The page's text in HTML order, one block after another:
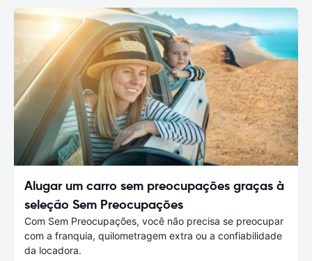
Alugar um carro sem preocupações graças à
seleção Sem Preocupações
Com Sem Preocupações, você não precisa se preocupar
com a franquia, quilometragem extra ou a confiabilidade
da locadora.